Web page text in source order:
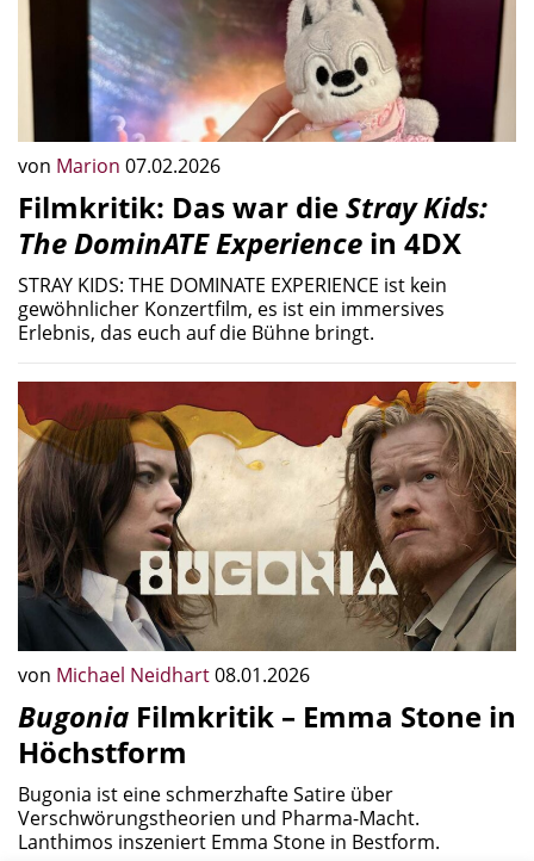
von Marion 07.02.2026
Filmkritik: Das war dieStray Kids:
The DominATE Experience in 4DX
STRAY KIDS: THE DOMINATE EXPERIENCE ist kein
gewöhnlicher Konzertfilm, es ist ein immersives
Erlebnis, das euch auf die Bühne bringt.
von Michael Neidhart08.01.2026
Bugonia Filmkritik – Emma Stone in
Höchstform
Bugonia ist eine schmerzhafte Satire über
Verschwörungstheorien und Pharma-Macht.
Lanthimos inszeniert Emma Stone in Bestform.